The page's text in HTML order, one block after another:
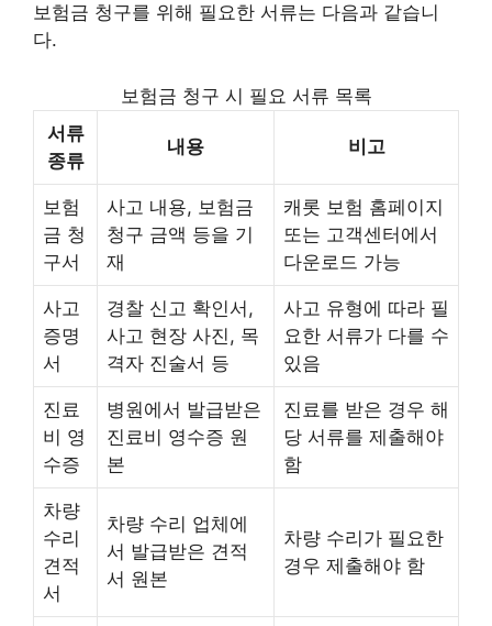
보험금 청구를 위해 필요한 서류는 다음과 같습니
다.
보험금 청구 시 필요 서류 목록
서류
종류
내용 비고
보험
금 청
구서
사고 내용, 보험금
청구 금액 등을 기
재
캐롯 보험 홈페이지
또는 고객센터에서
다운로드 가능
사고
증명
서
경찰 신고 확인서,
사고 현장 사진, 목
격자 진술서 등
사고 유형에 따라 필
요한 서류가 다를 수
있음
진료
비 영
수증
병원에서 발급받은
진료비 영수증 원
본
진료를 받은 경우 해
당 서류를 제출해야
함
차량
수리
견적
서
차량 수리 업체에
서 발급받은 견적
서 원본
차량 수리가 필요한
경우 제출해야 함